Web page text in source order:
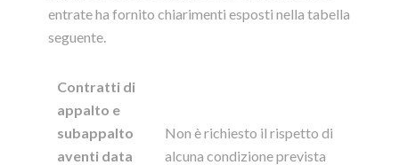
entrate ha fornito chiarimenti esposti nella tabella
seguente.
Contratti di
appalto e
subappalto
aventi data
Non è richiesto il rispetto di
alcuna condizione prevista